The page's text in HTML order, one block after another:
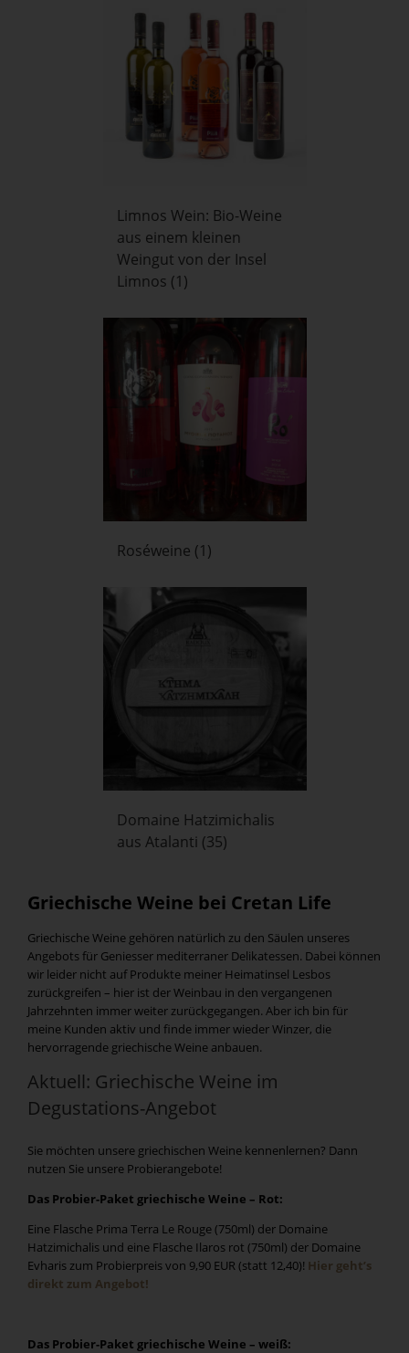
Limnos Wein: Bio-Weine
aus einem kleinen
Weingut von der Insel
Limnos (1)
Roséweine (1)
Domaine Hatzimichalis
aus Atalanti (35)
Griechische Weine bei Cretan Life
Griechische Weine gehören natürlich zu den Säulen unseres
Angebots für Geniesser mediterraner Delikatessen. Dabei können
wir leider nicht auf Produkte meiner Heimatinsel Lesbos
zurückgreifen – hier ist der Weinbau in den vergangenen
Jahrzehnten immer weiter zurückgegangen. Aber ich bin für
meine Kunden aktiv und finde immer wieder Winzer, die
hervorragende griechische Weine anbauen.
Aktuell: Griechische Weine im
Degustations-Angebot
Sie möchten unsere griechischen Weine kennenlernen? Dann
nutzen Sie unsere Probierangebote!
Das Probier-Paket griechische Weine – Rot:
Eine Flasche Prima Terra Le Rouge (750ml) der Domaine
Hatzimichalis und eine Flasche Ilaros rot (750ml) der Domaine
Evharis zum Probierpreis von 9,90 EUR (statt 12,40)! Hier geht’s
direkt zum Angebot!
Das Probier-Paket griechische Weine – weiß: